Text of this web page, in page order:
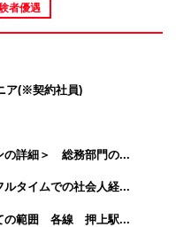
者優遇
ア(※契約社員)
の詳細＞ 総務部門の...
タイムでの社会人経...
の範囲 各線 押上駅...